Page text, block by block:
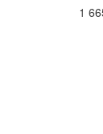
1